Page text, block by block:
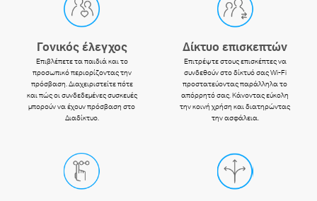
Γονικός έλεγχος
Επιβλέπετε τα παιδιά και το
προσωπικό περιορίζοντας την
πρόσβαση.Διαχειριστείτε πότε
και πώς οι συνδεδεμένες συσκευές
μπορούν να έχουν πρόσβαση στο
Διαδίκτυο.
Δίκτυο επισκεπτών
Επιτρέψτε στους επισκέπτες να
συνδεθούν στο δίκτυό σας Wi-Fi
προστατεύοντας παράλληλα το
απόρρητό σας.Κάνοντας εύκολη
την κοινή χρήση και διατηρώντας
την ασφάλεια.